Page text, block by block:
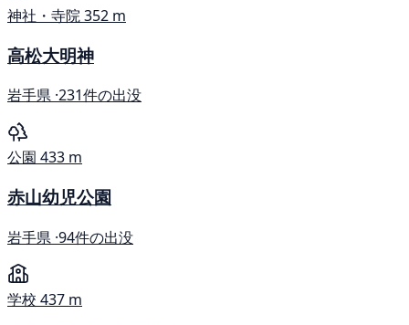
神社・寺院352 m
高松大明神
岩手県 ·231件の出没
公園 433 m
赤山幼児公園
岩手県 ·94件の出没
学校 437 m